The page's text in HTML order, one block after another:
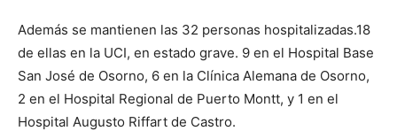
Además se mantienen las 32 personas hospitalizadas.18
de ellas en la UCI, en estado grave. 9 en el Hospital Base
San José de Osorno, 6 en la Clínica Alemana de Osorno,
2 en el Hospital Regional de Puerto Montt, y 1 en el
Hospital Augusto Riffart de Castro.